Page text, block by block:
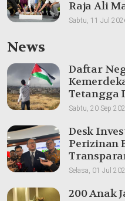
Raja Ali
Sabtu, 11 Jul
News
Daftar
Tetangga
Sabtu, 20 Sep
Desk
Perizinan
Selasa, 01 Jul
200 Anak